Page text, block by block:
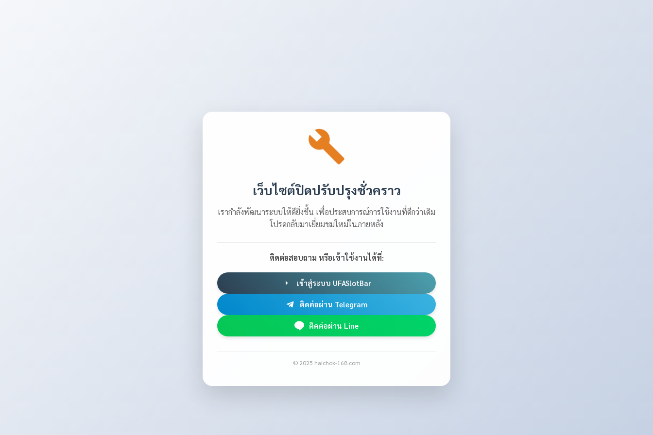
เว็บไซต์ปิดปรับปรุงชั่วคราว
เรากำลังพัฒนาระบบให้ดียิ่งขึ้น เพื่อประสบการณ์การใช้งานที่ดีกว่าเดิม
โปรดกลับมาเยี่ยมชมใหม่ในภายหลัง
ติดต่อสอบถาม หรือเข้าใช้งานได้ที่:
เข้าสู่ระบบ UFASlotBar
ติดต่อผ่าน Telegram
ติดต่อผ่าน Line
© 2025 haichok-168.com